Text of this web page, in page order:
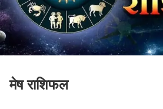
मेष राशिफल